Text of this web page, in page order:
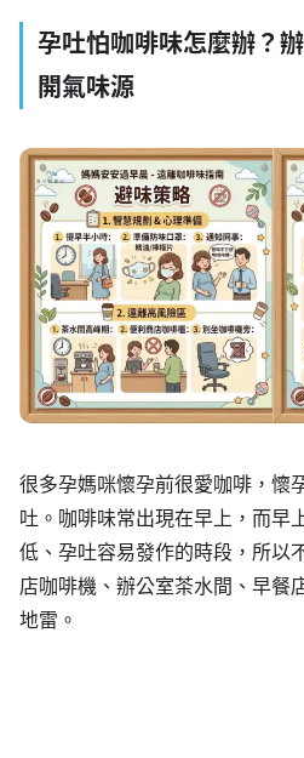
孕吐怕咖啡味怎麼辦？
開氣味源
很多孕媽咪懷孕前很愛咖啡，懷
吐。咖啡味常出現在早上，而早
低、孕吐容易發作的時段，所以
店咖啡機、辦公室茶水間、早餐
地雷。